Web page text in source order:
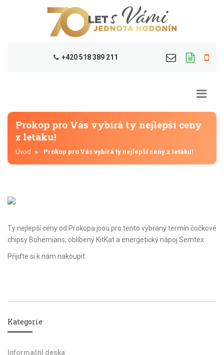
+420 518 389 211
Prokop pro Vás vybírá ty nejlepší ceny
z letáku!
Úvod Prokop pro Vás vybírá ty nejlepší ceny z letáku!
Ty nejlepší ceny od Prokopa jsou pro tento vybraný termín čočkové
chipsy Bohemians, oblíbený KitKat a energetický nápoj Semtex
Přijďte si k nám nakoupit.
Kategorie
Informační deska